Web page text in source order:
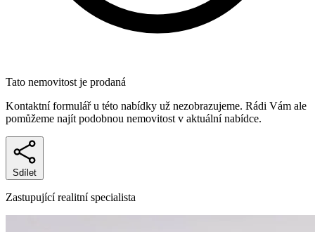
Tato nemovitost je prodaná
Kontaktní formulář u této nabídky už nezobrazujeme. Rádi Vám ale
pomůžeme najít podobnou nemovitost v aktuální nabídce.
Sdílet
Zastupující realitní specialista